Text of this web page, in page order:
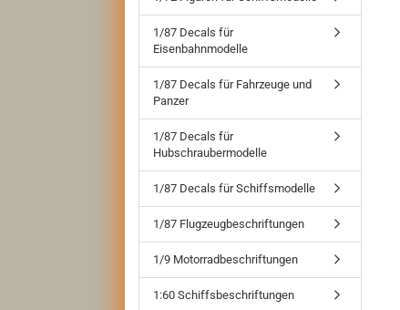
1/87 Decals für
Eisenbahnmodelle
1/87 Decals für Fahrzeuge und
Panzer
1/87 Decals für
Hubschraubermodelle
1/87 Decals für Schiffsmodelle
1/87 Flugzeugbeschriftungen
1/9 Motorradbeschriftungen
1:60 Schiffsbeschriftungen